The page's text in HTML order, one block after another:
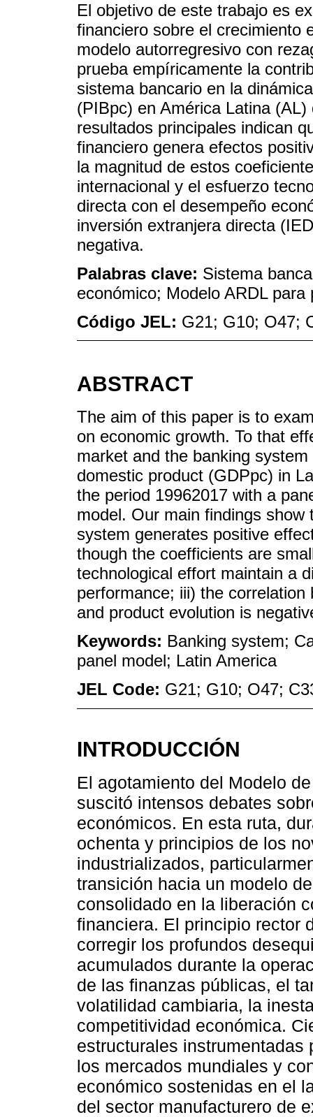
El objetivo de este trabajo es
financiero sobre el crecimiento
modelo autorregresivo con
prueba empíricamente la
sistema bancario en la
(PIBpc) en América Latina
resultados principales indican
financiero genera efectos
la magnitud de estos
internacional y el esfuerzo
directa con el desempeño
inversión extranjera directa
negativa.
Palabras clave: Sistema
económico; Modelo ARDL
Código JEL: G21; G10; O47;
ABSTRACT
The aim of this paper is to
on economic growth. To that
market and the banking
domestic product (GDPpc) in
the period 19962017 with a
model. Our main findings
system generates positive
though the coefficients are
technological effort maintain a
performance; iii) the
and product evolution is
Keywords: Banking system;
panel model; Latin America
JEL Code: G21; G10; O47;
INTRODUCCIÓN
El agotamiento del Modelo
suscitó intensos debates
económicos. En esta ruta,
ochenta y principios de los
industrializados,
transición hacia un modelo
consolidado en la liberación
financiera. El principio rector
corregir los profundos
acumulados durante la
de las finanzas públicas, el
volatilidad cambiaria, la
competitividad económica.
estructurales instrumentadas
los mercados mundiales y
económico sostenidas en el
del sector manufacturero de